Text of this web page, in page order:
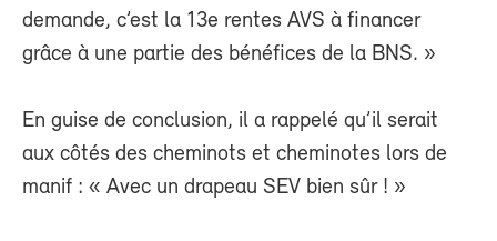
demande, c’est la 13e rentes AVS à financer
grâce à une partie des bénéfices de la BNS. »
En guise de conclusion, il a rappelé qu’il serait
aux côtés des cheminots et cheminotes lors de
manif : « Avec un drapeau SEV bien sûr ! »